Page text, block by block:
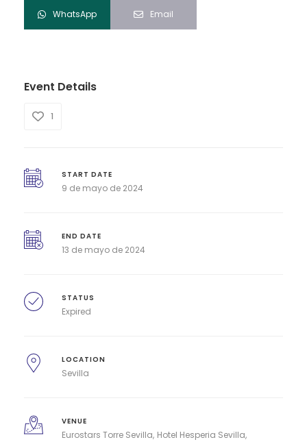
WhatsApp Email
Event Details
1
START DATE
9 de mayo de 2024
END DATE
13 de mayo de 2024
STATUS
Expired
LOCATION
Sevilla
VENUE
Eurostars Torre Sevilla Hotel Hesperia Sevilla